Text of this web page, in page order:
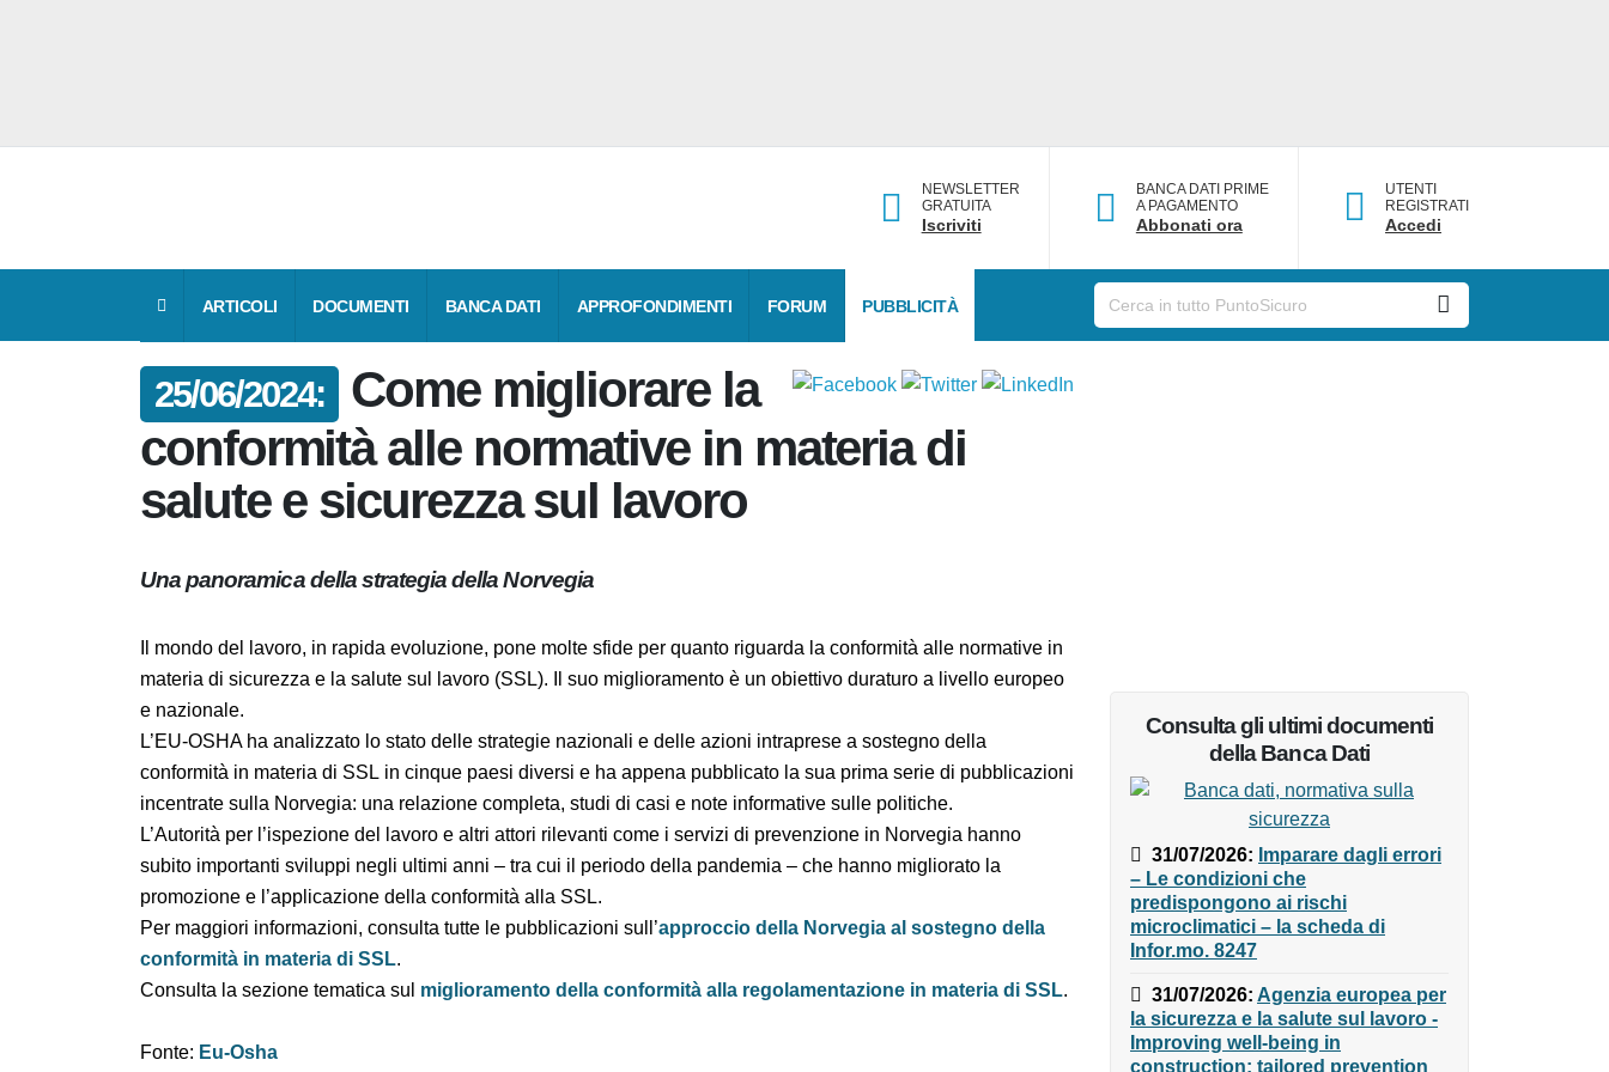
NEWSLETTER
GRATUITA
Iscriviti
BANCA DATI PRIME
A PAGAMENTO
Abbonati ora
UTENTI
REGISTRATI
Accedi
ARTICOLI DOCUMENTI BANCA DATI APPROFONDIMENTI FORUM PUBBLICITÀ
25/06/2024:
Come migliorare
la conformità alle normative in materia
di salute e sicurezza sul lavoro
Una panoramica della strategia della Norvegia
Il mondodel lavoro, in rapidaevoluzione, pone molte sfide per quanto riguarda la conformità alle
normative in materia di sicurezza e la salute sul lavoro (SSL). Il suo miglioramento è un obiettivo
duraturo a livello europeo e nazionale.
L’EU-OSHA ha analizzato lo stato dellestrategienazionalie delle azioni intraprese a sostegno della
conformità in materia di SSL in cinque paesi diversi e ha appena pubblicato la sua prima serie di
pubblicazioni incentrate sulla Norvegia: una relazione completa, studi di casi e note informative sulle
politiche.
L’Autorità per l’ispezione del lavoro e altri attori rilevanticome i servizi di prevenzionein Norvegia
hanno subito importanti sviluppi negli ultimi anni – tra cui il periodo della pandemia – che hanno
migliorato la promozione e l’applicazione della conformità alla SSL.
Per maggiori informazioni, consulta tutte le pubblicazioni sull’
della conformità in materia di SSL.
di SSL
Consulta gli ultimi documenti
della Banca Dati
31/07/2026:Imparare dagli
errori – Le condizioni che
predispongono ai rischi
microclimatici – la scheda di
Infor.mo. 8247
31/07/2026:Agenzia europea
per la sicurezza e la salute sul
lavoro - Improving well-being in